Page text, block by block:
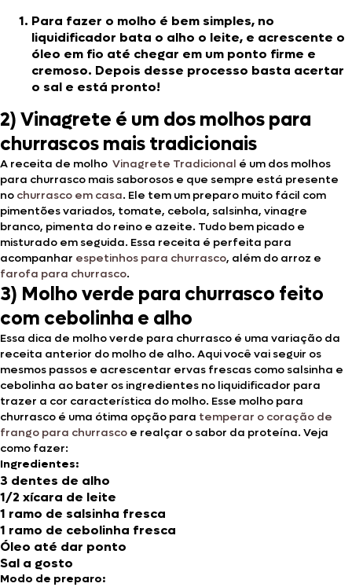
Para fazer o molho é bem simples, no
liquidificador bata o alho o leite, e acrescente o
óleo em fio até chegar em um ponto firme e
cremoso. Depois desse processo basta acertar
o sal e está pronto!
2) Vinagrete é um dos molhos para
churrascos mais tradicionais
A receita de molho Vinagrete Tradicional é um dos molhos
para churrasco mais saborosos e que sempre está presente
no churrasco em casa. Ele tem um preparo muito fácil com
pimentões variados, tomate, cebola, salsinha, vinagre
branco, pimenta do reino e azeite. Tudo bem picado e
misturado em seguida. Essa receita é perfeita para
acompanhar espetinhos para churrasco, além do arroz e
farofa para churrasco.
3) Molho verde para churrasco feito
com cebolinha e alho
Essa dica de molho verde para churrasco é uma variação da
receita anterior do molho de alho. Aqui você vai seguir os
mesmos passos e acrescentar ervas frescas como salsinha e
cebolinha ao bater os ingredientes no liquidificador para
trazer a cor característica do molho. Esse molho para
churrasco é uma ótima opção para temperar o coração de
frango para churrasco e realçar o sabor da proteína. Veja
como fazer:
Ingredientes:
3 dentes de alho
1/2 xícara de leite
1 ramo de salsinha fresca
1 ramo de cebolinha fresca
Óleo até dar ponto
Sal a gosto
Modo de preparo: